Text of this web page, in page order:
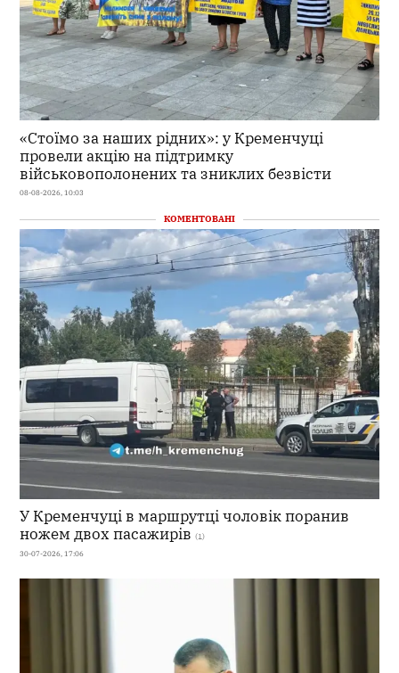
«Стоїмо за наших рідних»: у Кременчуці
провели акцію на підтримку
військовополонених та зниклих безвісти
08-08-2026, 10:03
КОМЕНТОВАНІ
У Кременчуці в маршрутці чоловік поранив
ножем двох пасажирів (1)
30-07-2026, 17:06